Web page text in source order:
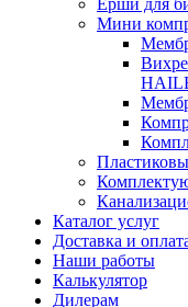
Ерши для
Мини
Каталог услуг
Доставка и
Наши работы
Калькулятор
Дилерам